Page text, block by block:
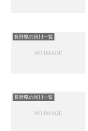
長野県の河川一覧
長野県の河川一覧